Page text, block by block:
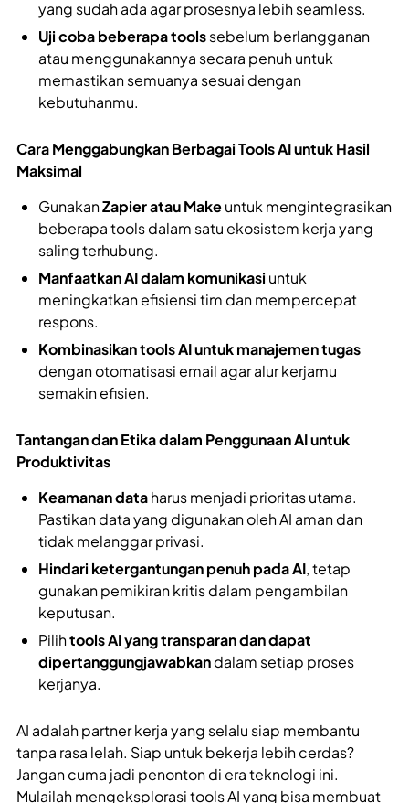
yang sudah ada agar prosesnya lebih seamless.
Uji coba beberapa toolssebelum berlangganan
atau menggunakannya secara penuh untuk
memastikan semuanya sesuai dengan
kebutuhanmu.
Cara Menggabungkan Berbagai Tools AI untuk Hasil
Maksimal
GunakanZapier atau Makeuntuk mengintegrasikan
beberapa tools dalam satu ekosistem kerja yang
saling terhubung.
Manfaatkan AI dalam komunikasi untuk
meningkatkan efisiensi tim dan mempercepat
respons.
Kombinasikan tools AI untuk manajemen tugas
dengan otomatisasi email agar alur kerjamu
semakin efisien.
Tantangan dan Etika dalam Penggunaan AI untuk
Produktivitas
Keamanan dataharus menjadi prioritas utama.
Pastikan data yang digunakan oleh AI aman dan
tidak melanggar privasi.
Hindari ketergantungan penuh pada AI, tetap
gunakan pemikiran kritis dalam pengambilan
keputusan.
Pilihtools AI yang transparan dan dapat
dipertanggungjawabkandalam setiap proses
kerjanya.
AI adalah partner kerja yang selalu siap membantu
tanpa rasa lelah. Siap untuk bekerja lebih cerdas?
Jangan cuma jadi penonton di era teknologi ini.
Mulailah mengeksplorasi tools AI yang bisa membuat